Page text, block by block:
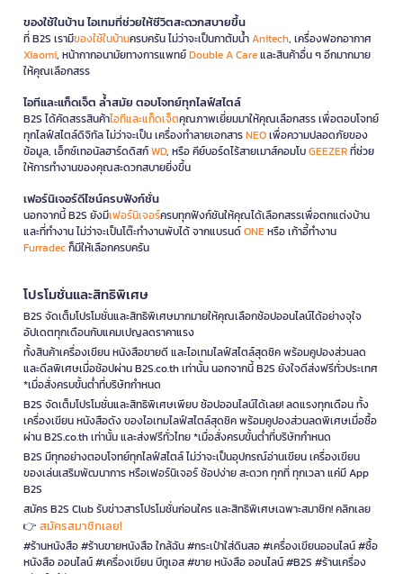
ของใช้ในบ้าน ไอเทมที่ช่วยให้ชีวิตสะดวกสบายขึ้น
ที่ B2S เรามีของใช้ในบ้านครบครัน ไม่ว่าจะเป็นกาต้มน้ำAnitech, เครื่องฟอกอากาศ
Xiaomi, หน้ากากอนามัยทางการแพทย์Double A Careและสินค้าอื่น ๆ อีกมากมาย
ให้คุณเลือกสรร
ไอทีและแก็ดเจ็ต ล้ำสมัย ตอบโจทย์ทุกไลฟ์สไตล์
B2S ได้คัดสรรสินค้าไอทีและแก็ดเจ็ตคุณภาพเยี่ยมมาให้คุณเลือกสรร เพื่อตอบโจทย์
ทุกไลฟ์สไตล์ดิจิทัล ไม่ว่าจะเป็น เครื่องทำลายเอกสารNEOเพื่อความปลอดภัยของ
ข้อมูล, เอ็กซ์เทอนัลฮาร์ดดิสก์WD, หรือ คีย์บอร์ดไร้สายเมาส์คอมโบGEEZERที่ช่วย
ให้การทำงานของคุณสะดวกสบายยิ่งขึ้น
เฟอร์นิเจอร์ดีไซน์ครบฟังก์ชั่น
นอกจากนี้ B2S ยังมีเฟอร์นิเจอร์ครบทุกฟังก์ชันให้คุณได้เลือกสรรเพื่อตกแต่งบ้าน
และที่ทำงาน ไม่ว่าจะเป็นโต๊ะทำงานพับได้ จากแบรนด์ONEหรือ เก้าอี้ทำงาน
Furradecก็มีให้เลือกครบครัน
โปรโมชั่นและสิทธิพิเศษ
B2S จัดเต็มโปรโมชั่นและสิทธิพิเศษมากมายให้คุณเลือกช้อปออนไลน์ได้อย่างจุใจ
อัปเดตทุกเดือนกับแคมเปญลดราคาแรง
ทั้งสินค้าเครื่องเขียน หนังสือขายดี และไอเทมไลฟ์สไตล์สุดชิค พร้อมคูปองส่วนลด
และดีลพิเศษเมื่อช้อปผ่าน B2S.co.th เท่านั้น นอกจากนี้ B2S ยังใจดีส่งฟรีทั่วประเทศ
*เมื่อสั่งครบขั้นต่ำที่บริษัทกำหนด
B2S จัดเต็มโปรโมชั่นและสิทธิพิเศษเพียบ ช้อปออนไลน์ได้เลย! ลดแรงทุกเดือน ทั้ง
เครื่องเขียน หนังสือดัง ของไอเทมไลฟ์สไตล์สุดชิค พร้อมคูปองส่วนลดพิเศษเมื่อซื้อ
ผ่าน B2S.co.th เท่านั้น และส่งฟรีทั่วไทย *เมื่อสั่งครบขั้นต่ำที่บริษัทกำหนด
B2S มีทุกอย่างตอบโจทย์ทุกไลฟ์สไตล์ ไม่ว่าจะเป็นอุปกรณ์อ่านเขียน เครื่องเขียน
ของเล่นเสริมพัฒนาการ หรือเฟอร์นิเจอร์ ช้อปง่าย สะดวก ทุกที่ ทุกเวลา แค่มี App
B2S
สมัคร B2S Club รับข่าวสารโปรโมชั่นก่อนใคร และสิทธิพิเศษเฉพาะสมาชิก! คลิกเลย
👉 สมัครสมาชิกเลย!
#ร้านหนังสือ #ร้านขายหนังสือ ใกล้ฉัน #กระเป๋าใส่ดินสอ #เครื่องเขียนออนไลน์ #ซื้อ
หนังสือ ออนไลน์ #เครื่องเขียน บีทูเอส #ขาย หนังสือ ออนไลน์ #B2S #ร้านเครื่อง